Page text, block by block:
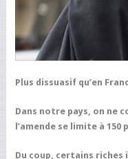
Plus dissuasif qu’en
Dans notre pays, on ne
l’amende se limite à
Du coup, certains